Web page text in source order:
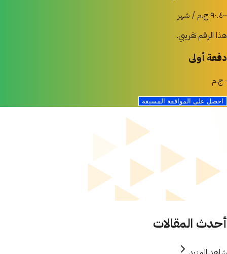
٩٠٬٤٠٠ ج.م / شهر
هذا الرقم تقريبي.
دفعة أولى
٠ ج.م
احصل على الموافقة المسبقة
أحدث المقالات